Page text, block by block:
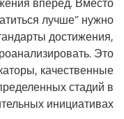
лучше” нужно
достижения,
Это
качественные
стадий в
инициативах.